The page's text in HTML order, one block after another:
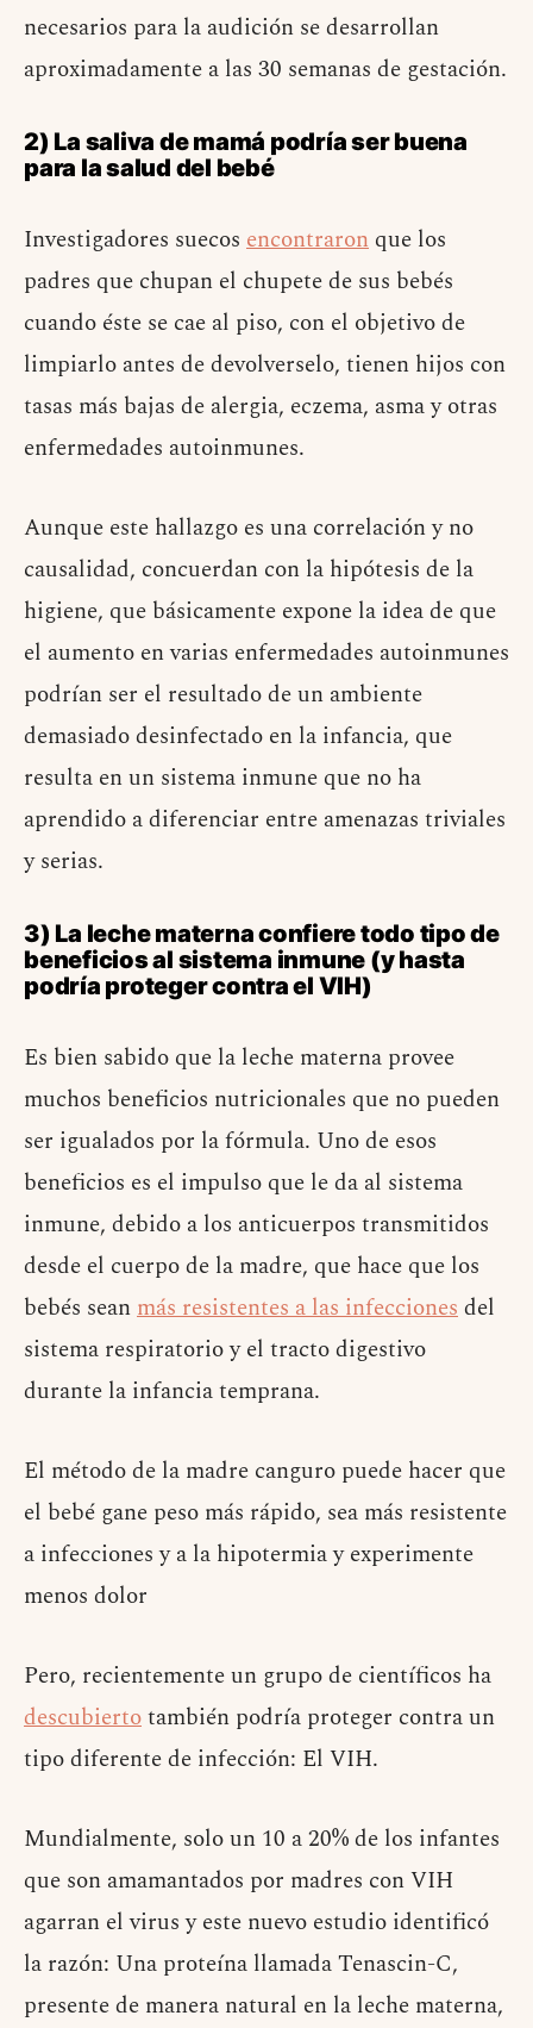
necesarios para la audición se desarrollan
aproximadamente a las 30 semanas de gestación.
2) La saliva de mamá podría ser buena
para la salud del bebé
Investigadores suecos encontraron que los
padres que chupan el chupete de sus bebés
cuando éste se cae al piso, con el objetivo de
limpiarlo antes de devolverselo, tienen hijos con
tasas más bajas de alergia, eczema, asma y otras
enfermedades autoinmunes.
Aunque este hallazgo es una correlación y no
causalidad, concuerdan con la hipótesis de la
higiene, que básicamente expone la idea de que
el aumento en varias enfermedades autoinmunes
podrían ser el resultado de un ambiente
demasiado desinfectado en la infancia, que
resulta en un sistema inmune que no ha
aprendido a diferenciar entre amenazas triviales
y serias.
3) La leche materna confiere todo tipo de
beneficios al sistema inmune (y hasta
podría proteger contra el VIH)
Es bien sabido que la leche materna provee
muchos beneficios nutricionales que no pueden
ser igualados por la fórmula. Uno de esos
beneficios es el impulso que le da al sistema
inmune, debido a los anticuerpos transmitidos
desde el cuerpo de la madre, que hace que los
bebés seanmás resistentes a las infeccionesdel
sistema respiratorio y el tracto digestivo
durante la infancia temprana.
El método de la madre canguro puede hacer que
el bebé gane peso más rápido, sea más resistente
a infecciones y a la hipotermia y experimente
menos dolor
Pero, recientemente un grupo de científicos ha
descubiertotambién podría proteger contra un
tipo diferente de infección: El VIH.
Mundialmente, solo un 10 a 20% de los infantes
que son amamantados por madres con VIH
agarran el virus y este nuevo estudio identificó
la razón: Una proteína llamada Tenascin-C,
presente de manera natural en la leche materna,